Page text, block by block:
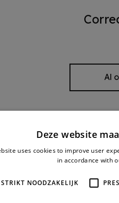
Al
Deze website
uses cookies to improve user
in accordance with
STRIKT NOODZAKELIJK